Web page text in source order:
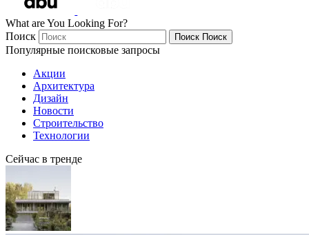
What are You Looking For?
Поиск
Поиск Поиск
Популярные поисковые запросы
Акции
Архитектура
Дизайн
Новости
Строительство
Технологии
Сейчас в тренде